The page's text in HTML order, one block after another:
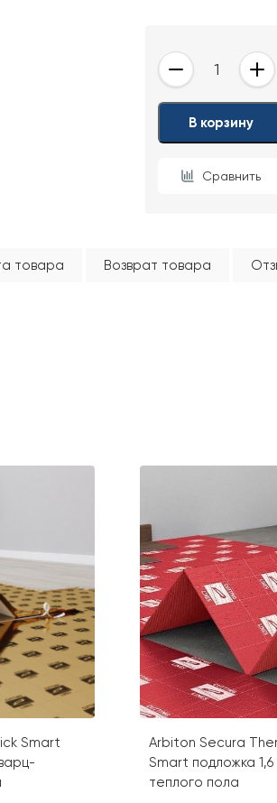
ОТПРАВИТЬ
не будут переданы третьим лицам
- +
В корзину
Сравнить
товара Возврат товара
Smart
Arbiton Secura
Smart подложка 1,6
теплого пола